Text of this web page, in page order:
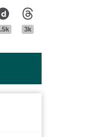
Dailymotion
3k